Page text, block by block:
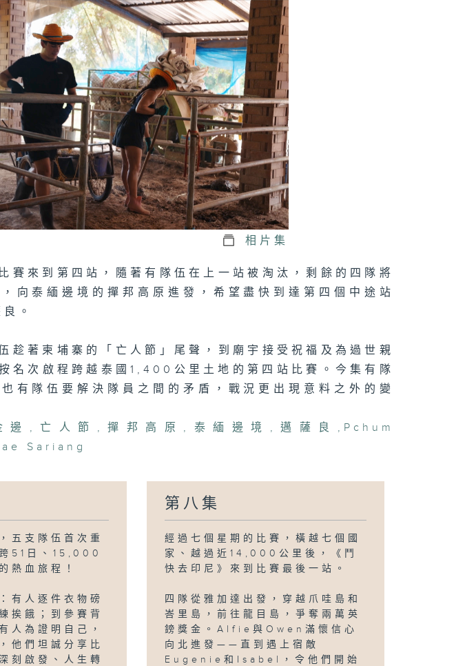
相片集
賽來到第四站，隨著有隊伍在上一站被淘汰，剩餘的四隊將
向泰緬邊境的撣邦高原進發，希望盡快到達第四個中途站
。
趁著柬埔寨的「亡人節」尾聲，到廟宇接受祝福及為過世親
名次啟程跨越泰國1,400公里土地的第四站比賽。今集有隊
有隊伍要解決隊員之間的矛盾，戰況更出現意料之外的變
邊 , 亡人節 , 撣邦高原 , 泰緬邊境 , 邁薩良 , Pchum
Sariang
五支隊伍首次重
51日、15,000
熱血旅程！
有人逐件衣物磅
挨餓；到參賽背
人為證明自己，
他們坦誠分享比
刻啟發、人生轉
第八集
經過七個星期的比賽，橫越七個國
家、越過近14,000公里後，《鬥
快去印尼》來到比賽最後一站。
四隊從雅加達出發，穿越爪哇島和
峇里島，前往龍目島，爭奪兩萬英
鎊獎金。Alfie與Owen滿懷信心
向北進發——直到遇上宿敵
Eugenie和Isabel，令他們開始